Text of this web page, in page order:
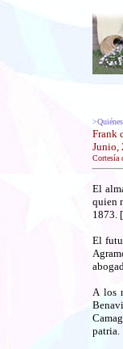
Frank
Junio,
Cortesía
El
quien
1873.
El
A los
patria.